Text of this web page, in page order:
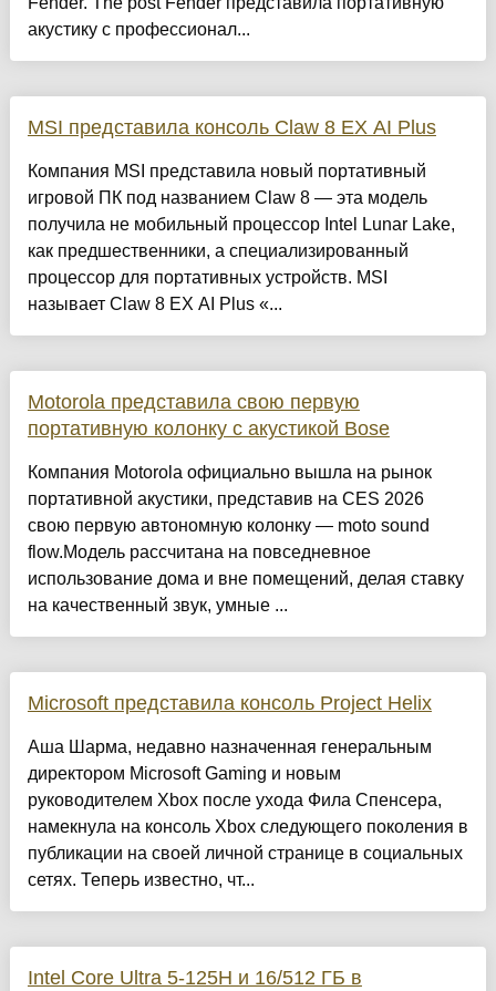
акустику с профессионал...
MSI представила консоль Claw 8 EX AI Plus
Компания MSI представила новый портативный
игровой ПК под названием Claw 8 — эта модель
получила не мобильный процессор Intel Lunar Lake,
как предшественники, а специализированный
процессор для портативных устройств. MSI
называет Claw 8 EX AI Plus «...
Motorola представила свою первую
портативную колонку с акустикой Bose
Компания Motorola официально вышла на рынок
портативной акустики, представив на CES 2026
свою первую автономную колонку — moto sound
flow.Модель рассчитана на повседневное
использование дома и вне помещений, делая ставку
на качественный звук, умные ...
Microsoft представила консоль Project Helix
Аша Шарма, недавно назначенная генеральным
директором Microsoft Gaming и новым
руководителем Xbox после ухода Фила Спенсера,
намекнула на консоль Xbox следующего поколения в
публикации на своей личной странице в социальных
сетях. Теперь известно, чт...
Intel Core Ultra 5-125H и 16/512 ГБ в